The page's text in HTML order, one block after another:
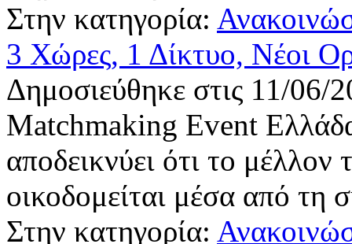
Στην κατηγορία:
3 Χώρες, 1 Δίκτυο, Νέοι
Δημοσιεύθηκε στις 11/06/
Matchmaking Event
αποδεικνύει ότι το μέλλον
οικοδομείται μέσα από τη
Στην κατηγορία: